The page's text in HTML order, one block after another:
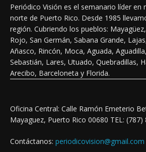
Periódico Visión es el semanario líder en
norte de Puerto Rico. Desde 1985
región. Cubriendo los pueblos:
Rojo, San Germán, Sabana Grande,
Añasco, Rincón, Moca, Aguada,
Sebastián, Lares, Utuado, Quebradillas,
Arecibo, Barceloneta y Florida.
Oficina Central: Calle Ramón Emeterio
Mayaguez, Puerto Rico 00680 TEL: (787)
Contáctanos: periodicovision@gmail.com